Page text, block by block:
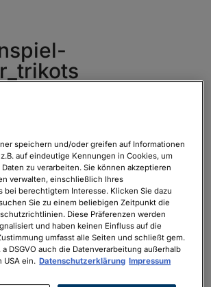
speichern und/oder greifen auf Informationen
auf eindeutige Kennungen in Cookies, um
zu verarbeiten. Sie können akzeptieren
verwalten, einschließlich Ihres
bei berechtigtem Interesse. Klicken Sie dazu
Sie zu einem beliebigen Zeitpunkt die
Diese Präferenzen werden
und haben keinen Einfluss auf die
umfasst alle Seiten und schließt gem.
a DSGVO auch die Datenverarbeitung außerhalb
USA ein. Datenschutzerklärung Impressum